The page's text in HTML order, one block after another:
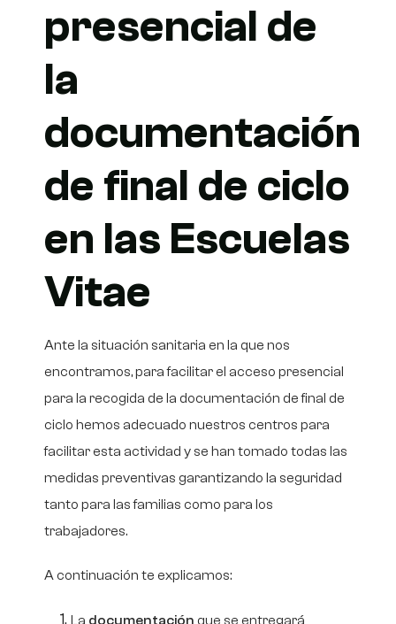
presencial de
la
documentación
de final de ciclo
en las Escuelas
Vitae
Ante la situación sanitaria en la que nos
encontramos, para facilitar el acceso presencial
para la recogida de la documentación de final de
ciclo hemos adecuado nuestros centros para
facilitar esta actividad y se han tomado todas las
medidas preventivas garantizando la seguridad
tanto para las familias como para los
trabajadores.
A continuación te explicamos:
La documentación que se entregará